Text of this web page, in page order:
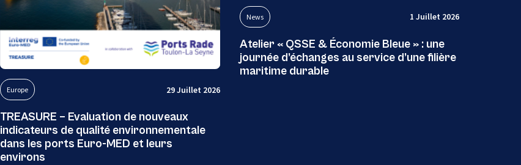
Europe 29 Juillet 2026
TREASURE – Evaluation de nouveaux
indicateurs de qualité environnementale
dans les ports Euro-MED et leurs
environs
News 1 Juillet 2026
Atelier « QSSE & Économie Bleue » : une
journée d’échanges au service d’une filière
maritime durable